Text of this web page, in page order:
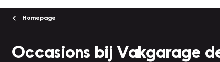
Homepage
Occasions bij Vakgarage